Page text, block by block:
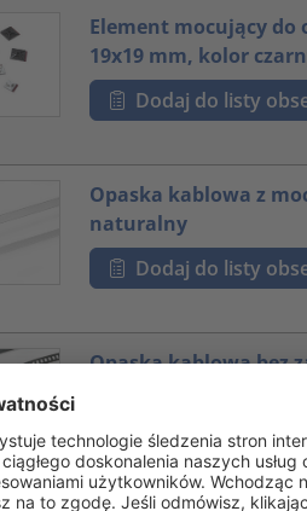
Element mocujący do
19x19 mm, kolor
Dodaj do listy
Opaska kablowa z
naturalny
Dodaj do listy
Opaska kablowa bez
Dodaj do listy